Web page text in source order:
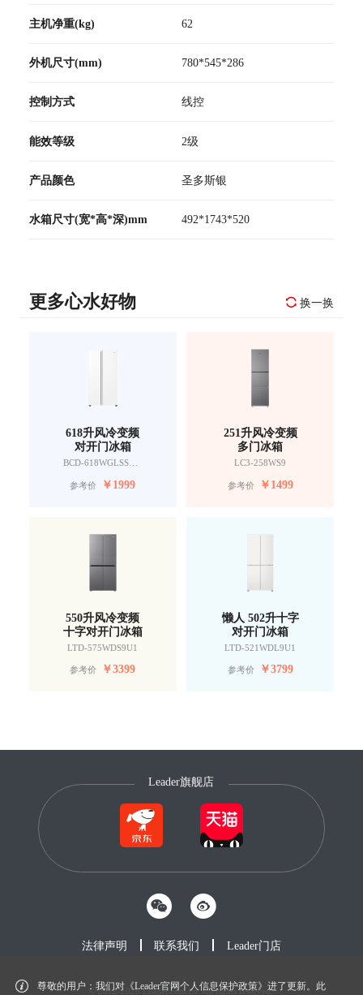
主机净重(kg) 62
外机尺寸(mm) 780*545*286
控制方式 线控
能效等级 2级
产品颜色 圣多斯银
水箱尺寸(宽*高*深)mm 492*1743*520
更多心水好物 换一换
618升风冷变频
对开门冰箱
BCD-618WGLSSEDW9
参考价 ￥1999
251升风冷变频
多门冰箱
LC3-258WS9
参考价 ￥1499
550升风冷变频
十字对开门冰箱
LTD-575WDS9U1
参考价 ￥3399
懒人 502升十字
对开门冰箱
LTD-521WDL9U1
参考价 ￥3799
尊敬的用户：我们对《Leader官网个人信息保护政策》进了更新。此
Leader旗舰店
法律声明 联系我们 Leader门店
© 2012-2026 Leader.com.cn. All rights reserved.